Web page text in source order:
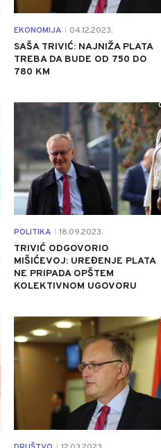
EKONOMIJA 04.12.2023.
SAŠA TRIVIĆ: NAJNIŽA PLATA
TREBA DA BUDE OD 750 DO
780 KM
POLITIKA 18.09.2023.
TRIVIĆ ODGOVORIO
MIŠIĆEVOJ: UREĐENJE PLATA
NE PRIPADA OPŠTEM
KOLEKTIVNOM UGOVORU
1